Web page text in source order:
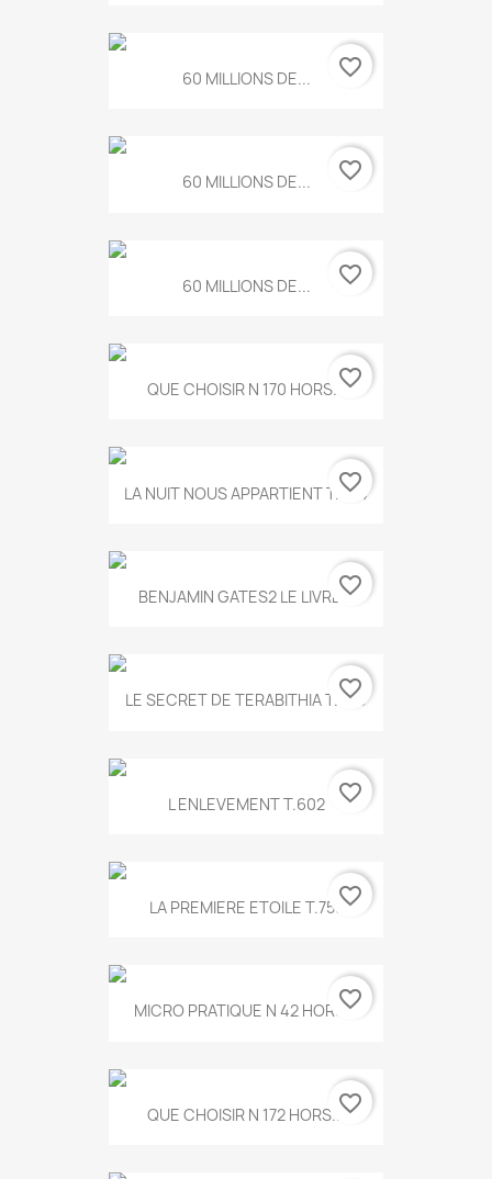
60 MILLIONS DE... favorite_border
60 MILLIONS DE... favorite_border
60 MILLIONS DE... favorite_border
QUE CHOISIR N 170 HORS...favorite_border
LA NUIT NOUS APPARTIENT T.634
favorite_border
BENJAMIN GATES2 LE LIVRE...
favorite_border
LE SECRET DE TERABITHIA T.560
favorite_border
L ENLEVEMENT T.602 favorite_border
LA PREMIERE ETOILE T.755favorite_border
MICRO PRATIQUE N 42 HORS...
favorite_border
QUE CHOISIR N 172 HORS...favorite_border